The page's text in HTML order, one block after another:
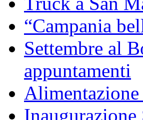
“Campania
Settembre al
appuntamenti
Inaugurazione